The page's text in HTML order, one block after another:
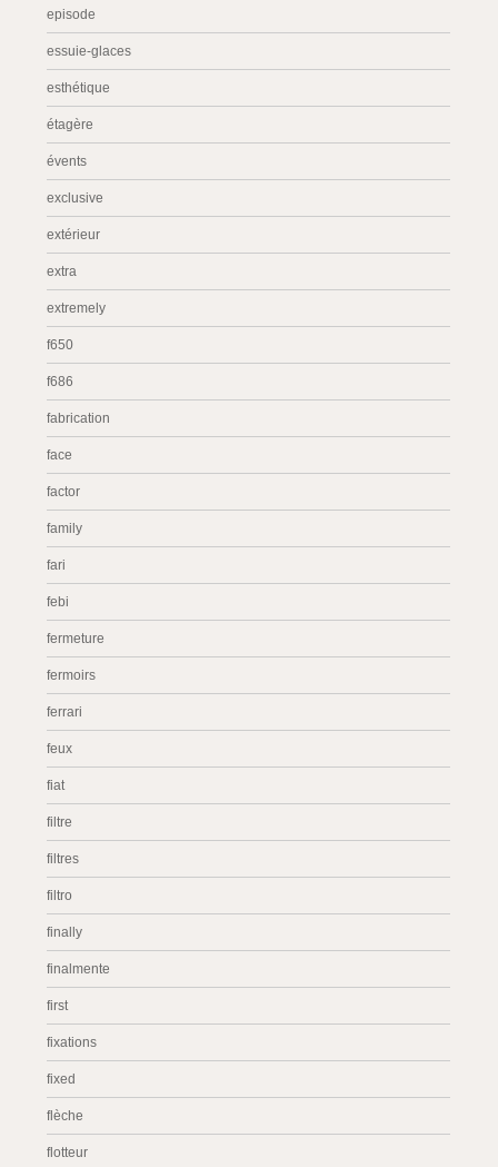
episode
essuie-glaces
esthétique
étagère
évents
exclusive
extérieur
extra
extremely
f650
f686
fabrication
face
factor
family
fari
febi
fermeture
fermoirs
ferrari
feux
fiat
filtre
filtres
filtro
finally
finalmente
first
fixations
fixed
flèche
flotteur